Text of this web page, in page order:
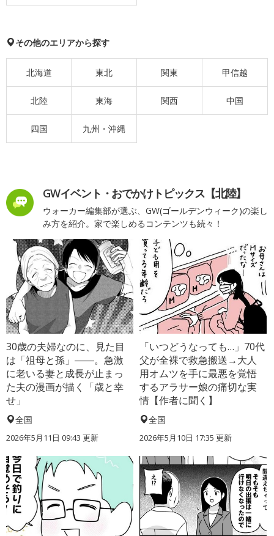
その他のエリアから探す
北海道 東北 関東 甲信越
北陸 東海 関西 中国
四国 九州・沖縄
GWイベント・おでかけトピックス【北陸】
ウォーカー編集部が選ぶ、GW(ゴールデンウィーク)の楽し
み方を紹介。家で楽しめるコンテンツも続々！
30歳の夫婦なのに、見た目
は「祖母と孫」――。急激
に老いる妻と成長が止まっ
た夫の漫画が描く「歳と幸
せ」
全国
2026年5月11日 09:43 更新
「いつどうなっても…」70代
父が全裸で救急搬送→大人
用オムツを手に最悪を覚悟
するアラサー娘の痛切な実
情【作者に聞く】
全国
2026年5月10日 17:35 更新